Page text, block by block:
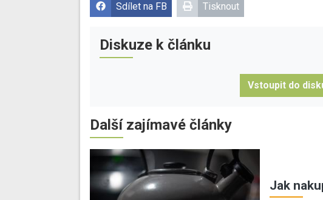
Sdílet na FB Tisknout
Diskuze k článku
Vstoupit do
Další zajímavé články
Jak